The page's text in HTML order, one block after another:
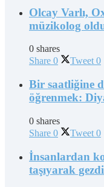
Olcay Varlı,
müzikolog
0 shares
Share 0 Tweet 0
Bir saatliğine
öğrenmek:
0 shares
Share 0 Tweet 0
İnsanlardan
taşıyarak